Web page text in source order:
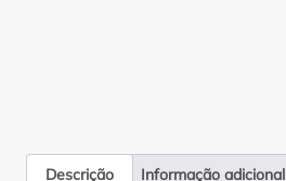
Descrição Informação adicional